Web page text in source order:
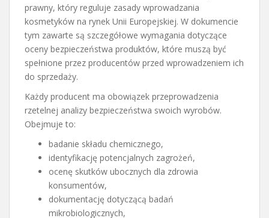
prawny, który reguluje zasady wprowadzania
kosmetyków na rynek Unii Europejskiej. W dokumencie
tym zawarte są szczegółowe wymagania dotyczące
oceny bezpieczeństwa produktów, które muszą być
spełnione przez producentów przed wprowadzeniem ich
do sprzedaży.
Każdy producent ma obowiązek przeprowadzenia
rzetelnej analizy bezpieczeństwa swoich wyrobów.
Obejmuje to:
badanie składu chemicznego,
identyfikację potencjalnych zagrożeń,
ocenę skutków ubocznych dla zdrowia
konsumentów,
dokumentację dotyczącą badań
mikrobiologicznych,